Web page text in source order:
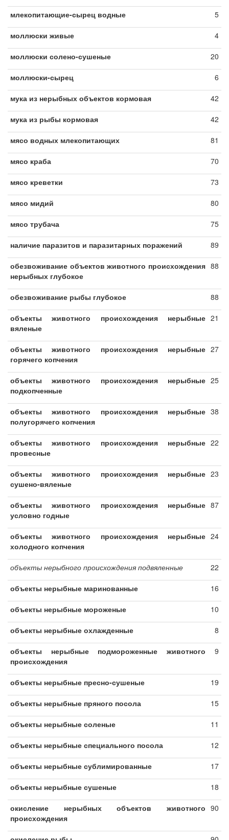
млекопитающие-сырец водные 5
моллюски живые 4
моллюски солено-сушеные 20
моллюски-сырец 6
мука из нерыбных объектов кормовая 42
мука из рыбы кормовая 42
мясо водных млекопитающих 81
мясо краба 70
мясо креветки 73
мясо мидий 80
мясо трубача 75
наличие паразитов и паразитарных поражений 89
обезвоживание объектов животного происхождения
нерыбных глубокое
88
обезвоживание рыбы глубокое 88
объекты животного происхождения нерыбные
вяленые
21
объекты животного происхождения нерыбные
горячего копчения
27
объекты животного происхождения нерыбные
подкопченные
25
объекты животного происхождения нерыбные
полугорячего копчения
38
объекты животного происхождения нерыбные
провесные
22
объекты животного происхождения нерыбные
сушено-вяленые
23
объекты животного происхождения нерыбные
условно годные
87
объекты животного происхождения нерыбные
холодного копчения
24
объекты нерыбного происхождения подвяленные 22
объекты нерыбные маринованные 16
объекты нерыбные мороженые 10
объекты нерыбные охлажденные 8
объекты нерыбные подмороженные животного
происхождения
9
объекты нерыбные пресно-сушеные 19
объекты нерыбные пряного посола 15
объекты нерыбные соленые 11
объекты нерыбные специального посола 12
объекты нерыбные сублимированные 17
объекты нерыбные сушеные 18
окисление нерыбных объектов животного
происхождения
90